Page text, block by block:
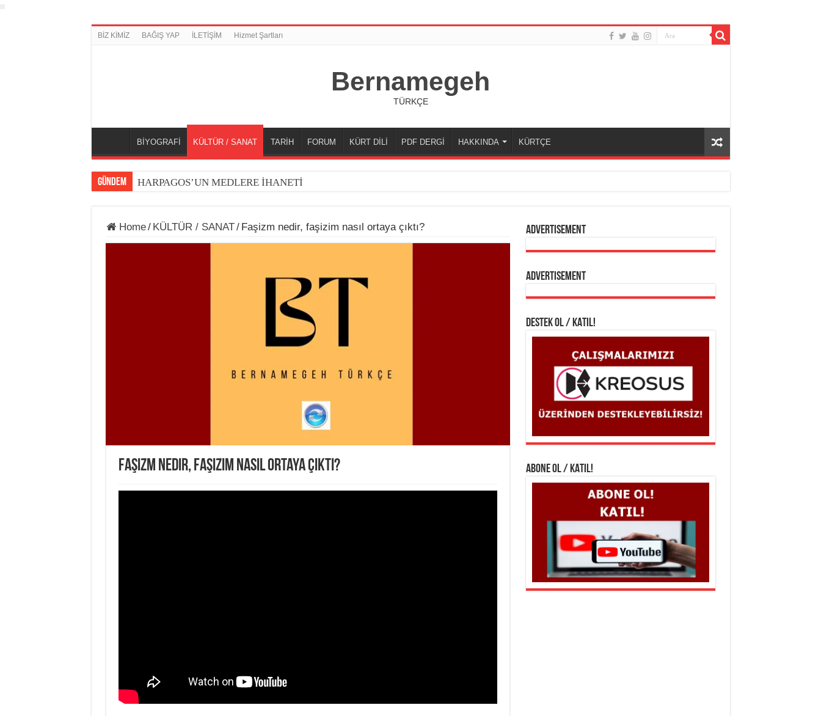
BİZ KİMİZ BAĞIŞ YAP İLETİŞİM Hizmet Şartları
Bernamegeh
TÜRKÇE
BİYOGRAFİ KÜLTÜR / SANAT TARİH FORUM KÜRT DİLİ PDF DERGİ HAKKINDA KÜRTÇE
GÜNDEM HARPAGOS’UN MEDLERE İHANETİ
Home/ KÜLTÜR / SANAT/ Faşizm nedir, faşizim nasıl ortaya çıktı?
Faşizm nedir, faşizim nasıl ortaya çıktı?
Advertisement
Advertisement
DESTEK OL / KATIL!
ABONE OL / KATIL!